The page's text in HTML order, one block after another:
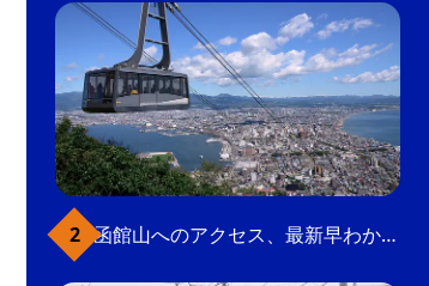
函館山へのアクセス、最新早わかりガイド